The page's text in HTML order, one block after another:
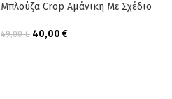
Μπλούζα Crop Αμάνικη Με Σχέδιο
49,00€ 40,00 €